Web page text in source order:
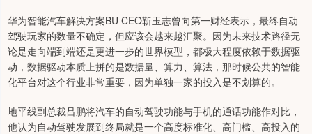
华为智能汽车解决方案BU CEO靳玉志曾向第一财经表示，最终自动
驾驶玩家的数量不确定，但应该会越来越汇聚。因为未来技术路径无
论是走向端到端还是更进一步的世界模型，都极大程度依赖于数据驱
动，数据驱动本质上拼的是数据量、算力、算法，那时候公共的智能
化平台对这个行业非常重要，因为单独一家的投入是不划算的。
地平线副总裁吕鹏将汽车的自动驾驶功能与手机的通话功能作对比，
他认为自动驾驶发展到终局就是一个高度标准化、高门槛、高投入的